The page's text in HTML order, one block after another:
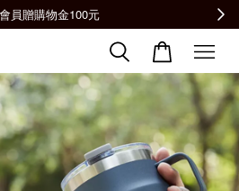
滿2000免運📦